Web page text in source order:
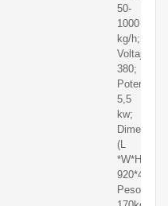
50-
1000
kg/h;
Voltaje:
380;
Potencia:
5,5
kw;
Dimensión
(L
*W*H):
Peso: